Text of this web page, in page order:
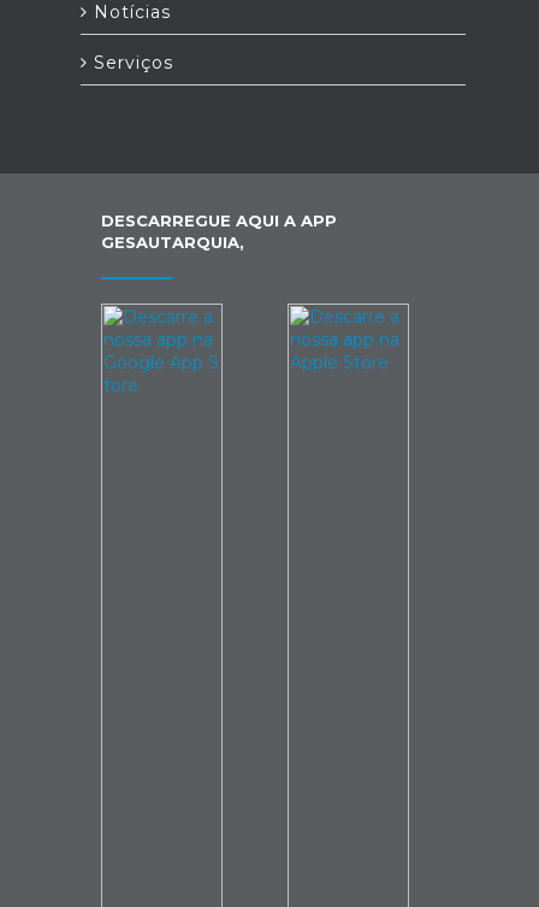
Notícias
Serviços
DESCARREGUE AQUI A APP
GESAUTARQUIA,